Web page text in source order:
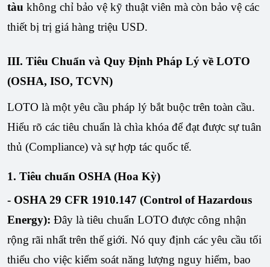
tàu không chỉ bảo vệ kỹ thuật viên mà còn bảo vệ các
thiết bị trị giá hàng triệu USD.
III. Tiêu Chuẩn và Quy Định Pháp Lý về LOTO
(OSHA, ISO, TCVN)
LOTO là một yêu cầu pháp lý bắt buộc trên toàn cầu.
Hiểu rõ các tiêu chuẩn là chìa khóa để đạt được sự tuân
thủ (Compliance) và sự hợp tác quốc tế.
1. Tiêu chuẩn OSHA (Hoa Kỳ)
- OSHA 29 CFR 1910.147 (Control of Hazardous
Energy): Đây là tiêu chuẩn LOTO được công nhận
rộng rãi nhất trên thế giới. Nó quy định các yêu cầu tối
thiểu cho việc kiểm soát năng lượng nguy hiểm, bao